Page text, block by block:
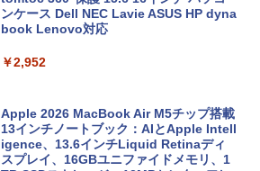
ンケース Dell NEC Lavie ASUS HP dyna
book Lenovo対応
￥2,952
Apple 2026 MacBook Air M5チップ搭載
13インチノートブック：AIとApple Intell
igence、13.6インチLiquid Retinaディ
スプレイ、16GBユニファイドメモリ、1